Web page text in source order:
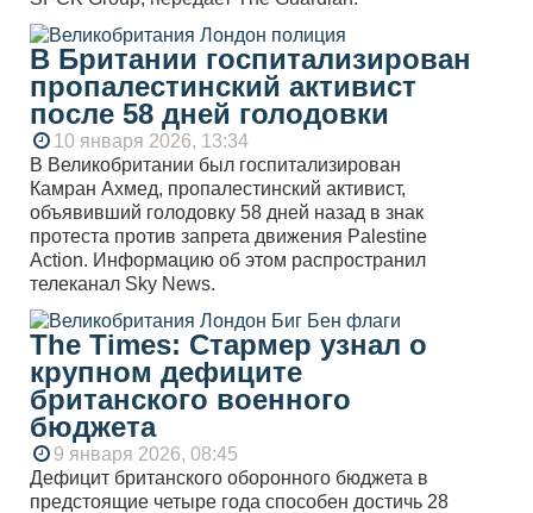
В Британии госпитализирован
пропалестинский активист
после 58 дней голодовки
10 января 2026, 13:34
В Великобритании был госпитализирован
Камран Ахмед, пропалестинский активист,
объявивший голодовку 58 дней назад в знак
протеста против запрета движения Palestine
Action. Информацию об этом распространил
телеканал Sky News.
The Times: Стармер узнал о
крупном дефиците
британского военного
бюджета
9 января 2026, 08:45
Дефицит британского оборонного бюджета в
предстоящие четыре года способен достичь 28